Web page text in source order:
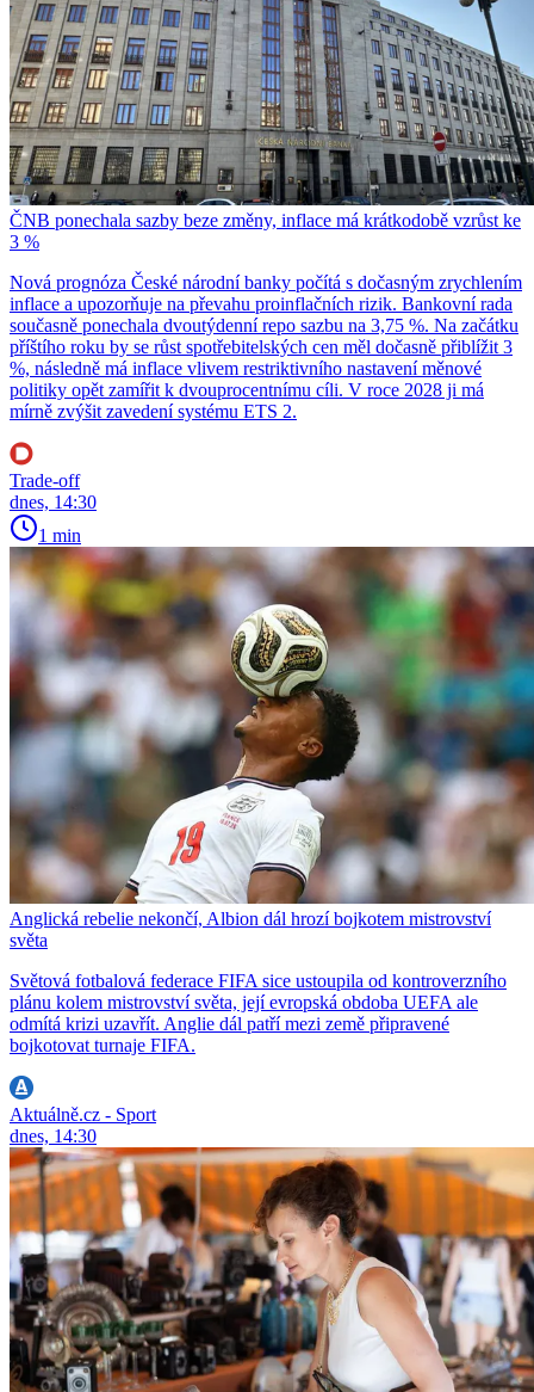
ČNB ponechala sazby beze změny, inflace má krátkodobě vzrůst ke
3 %
Nová prognóza České národní banky počítá s dočasným zrychlením
inflace a upozorňuje na převahu proinflačních rizik. Bankovní rada
současně ponechala dvoutýdenní repo sazbu na 3,75 %. Na začátku
příštího roku by se růst spotřebitelských cen měl dočasně přiblížit 3
%, následně má inflace vlivem restriktivního nastavení měnové
politiky opět zamířit k dvouprocentnímu cíli. V roce 2028 ji má
mírně zvýšit zavedení systému ETS 2.
Trade-off
dnes, 14:30
1 min
Anglická rebelie nekončí, Albion dál hrozí bojkotem mistrovství
světa
Světová fotbalová federace FIFA sice ustoupila od kontroverzního
plánu kolem mistrovství světa, její evropská obdoba UEFA ale
odmítá krizi uzavřít. Anglie dál patří mezi země připravené
bojkotovat turnaje FIFA.
Aktuálně.cz - Sport
dnes, 14:30